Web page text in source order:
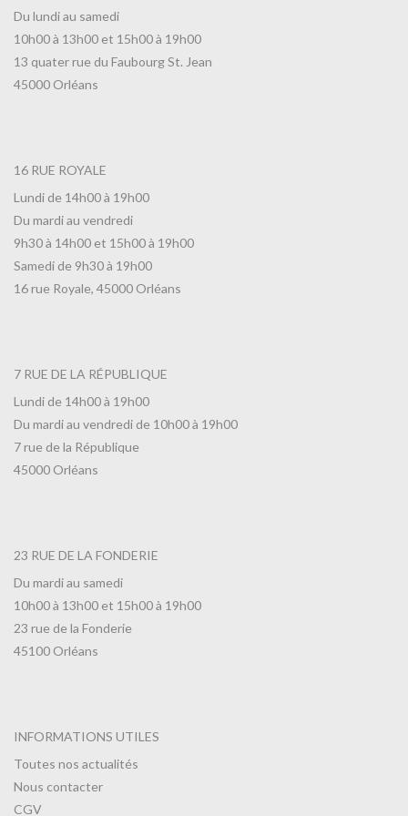
Du lundi au samedi
10h00 à 13h00 et 15h00 à 19h00
13 quater rue du Faubourg St. Jean
45000 Orléans
16 RUE ROYALE
Lundi de 14h00 à 19h00
Du mardi au vendredi
9h30 à 14h00 et 15h00 à 19h00
Samedi de 9h30 à 19h00
16 rue Royale, 45000 Orléans
7 RUE DE LA RÉPUBLIQUE
Lundi de 14h00 à 19h00
Du mardi au vendredi de 10h00 à 19h00
7 rue de la République
45000 Orléans
23 RUE DE LA FONDERIE
Du mardi au samedi
10h00 à 13h00 et 15h00 à 19h00
23 rue de la Fonderie
45100 Orléans
INFORMATIONS UTILES
Toutes nos actualités
Nous contacter
CGV